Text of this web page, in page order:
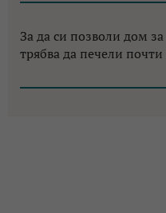
За да си позволи дом
трябва да печели